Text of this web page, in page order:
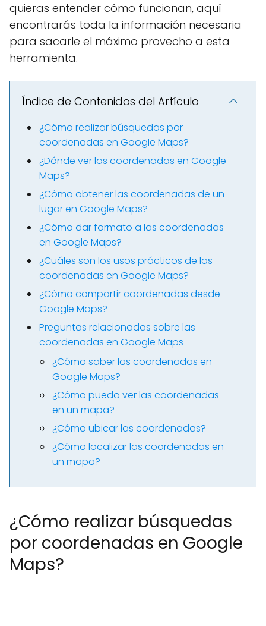
quieras entender cómo funcionan, aquí
encontrarás toda la información necesaria
para sacarle el máximo provecho a esta
herramienta.
Índice de Contenidos del Artículo
¿Cómo realizar búsquedas por
coordenadas en Google Maps?
¿Dónde ver las coordenadas en Google
Maps?
¿Cómo obtener las coordenadas de un
lugar en Google Maps?
¿Cómo dar formato a las coordenadas
en Google Maps?
¿Cuáles son los usos prácticos de las
coordenadas en Google Maps?
¿Cómo compartir coordenadas desde
Google Maps?
Preguntas relacionadas sobre las
coordenadas en Google Maps
¿Cómo saber las coordenadas en
Google Maps?
¿Cómo puedo ver las coordenadas
en un mapa?
¿Cómo ubicar las coordenadas?
¿Cómo localizar las coordenadas en
un mapa?
¿Cómo realizar búsquedas
por coordenadas en Google
Maps?